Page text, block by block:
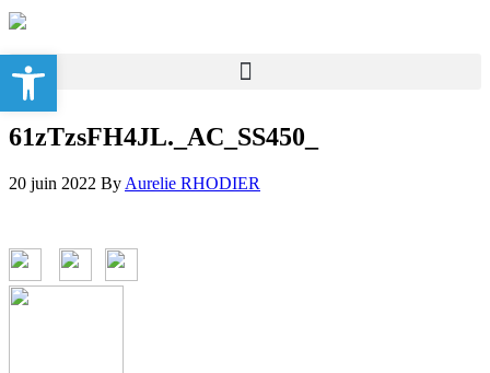
61zTzsFH4JL._AC_SS450_
20 juin 2022 By Aurelie RHODIER
Ouvrir la barre d’outils